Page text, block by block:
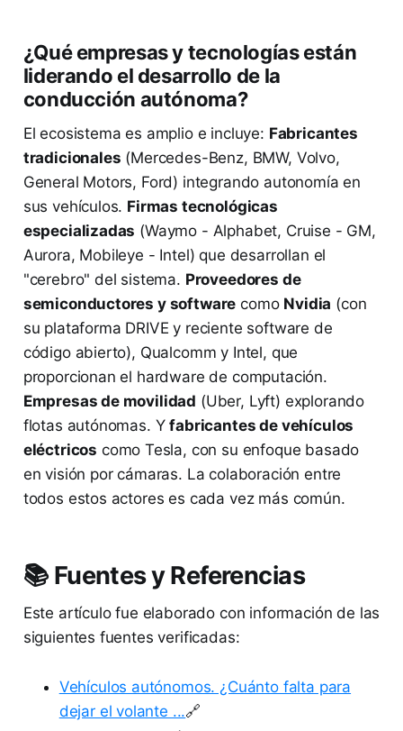
¿Qué empresas y tecnologías están
liderando el desarrollo de la
conducción autónoma?
El ecosistema es amplio e incluye: Fabricantes
tradicionales (Mercedes-Benz, BMW, Volvo,
General Motors, Ford) integrando autonomía en
sus vehículos. Firmas tecnológicas
especializadas (Waymo - Alphabet, Cruise - GM,
Aurora, Mobileye - Intel) que desarrollan el
"cerebro" del sistema. Proveedores de
semiconductores y software como Nvidia (con
su plataforma DRIVE y reciente software de
código abierto), Qualcomm y Intel, que
proporcionan el hardware de computación.
Empresas de movilidad (Uber, Lyft) explorando
flotas autónomas. Yfabricantes de vehículos
eléctricos como Tesla, con su enfoque basado
en visión por cámaras. La colaboración entre
todos estos actores es cada vez más común.
📚 Fuentes y Referencias
Este artículo fue elaborado con información de las
siguientes fuentes verificadas:
Vehículos autónomos. ¿Cuánto falta para
dejar el volante ...🔗